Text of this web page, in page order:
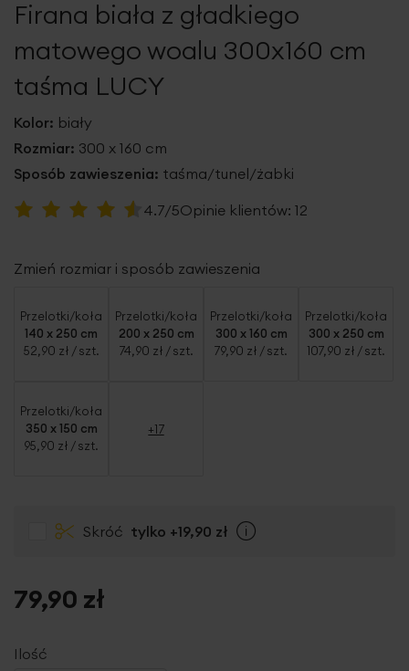
galeriiFirana biała z gładkiego
matowego woalu 300x160 cm
taśma LUCY
Kolor: biały
Rozmiar: 300 x 160 cm
Sposób zawieszenia: taśma/tunel/żabki
Ocena:
4.7/5Opinie klientów: 12
Zmień rozmiar i sposób zawieszenia
Przelotki/koła
140 x 250 cm
52,90 zł / szt.
Przelotki/koła
200 x 250 cm
74,90 zł / szt.
Przelotki/koła
300 x 160 cm
79,90 zł / szt.
Przelotki/koła
300 x 250 cm
107,90 zł / szt.
Przelotki/koła
350 x 150 cm
95,90 zł / szt.
+17
Skróć tylko +19,90 zł
Ilość
79,90 zł